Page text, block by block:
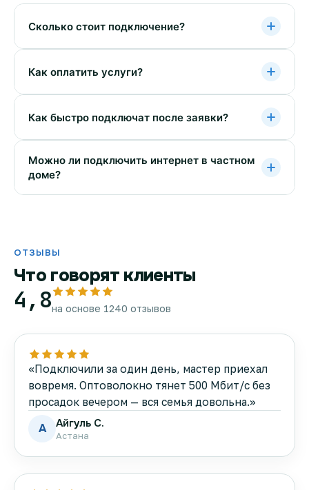
Сколько стоит подключение?
Как оплатить услуги?
Как быстро подключат после заявки?
Можно ли подключить интернет в частном
доме?
ОТЗЫВЫ
Что говорят клиенты
4,8на основе 1240 отзывов
«Подключили за один день, мастер приехал
вовремя. Оптоволокно тянет 500 Мбит/с без
просадок вечером — вся семья довольна.»
А Айгуль С.
Астана